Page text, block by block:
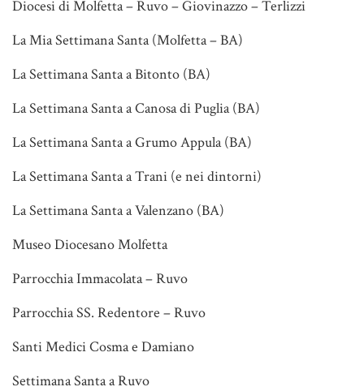
Diocesi di Molfetta – Ruvo – Giovinazzo – Terlizzi
La Mia Settimana Santa (Molfetta – BA)
La Settimana Santa a Bitonto (BA)
La Settimana Santa a Canosa di Puglia (BA)
La Settimana Santa a Grumo Appula (BA)
La Settimana Santa a Trani (e nei dintorni)
La Settimana Santa a Valenzano (BA)
Museo Diocesano Molfetta
Parrocchia Immacolata – Ruvo
Parrocchia SS. Redentore – Ruvo
Santi Medici Cosma e Damiano
Settimana Santa a Ruvo